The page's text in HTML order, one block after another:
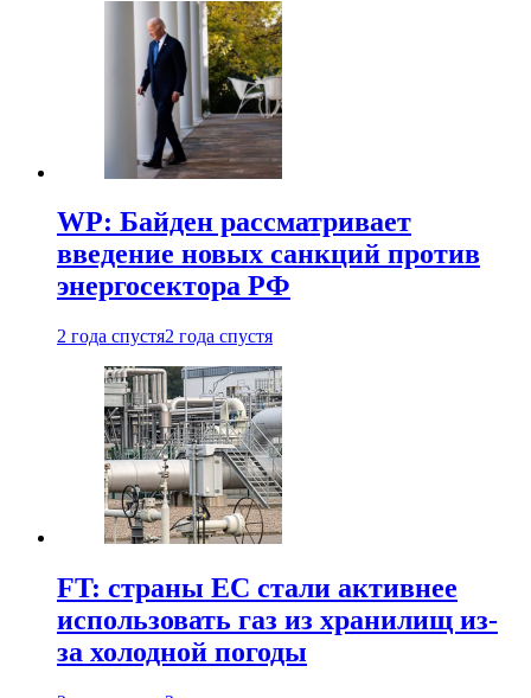
WP: Байден рассматривает
введение новых санкций против
энергосектора РФ
2 года спустя2 года спустя
FT: страны ЕС стали активнее
использовать газ из хранилищ из-
за холодной погоды